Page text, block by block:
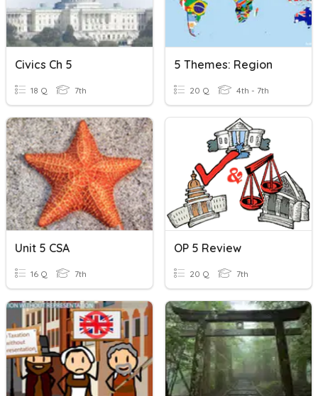
Civics Ch 5
18 Q 7th
5 Themes: Region
20 Q 4th - 7th
Unit 5 CSA
16 Q 7th
OP 5 Review
20 Q 7th